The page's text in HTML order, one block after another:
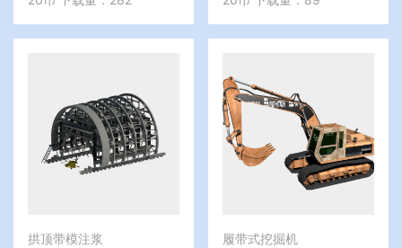
拱顶带模注浆
履带式挖掘机